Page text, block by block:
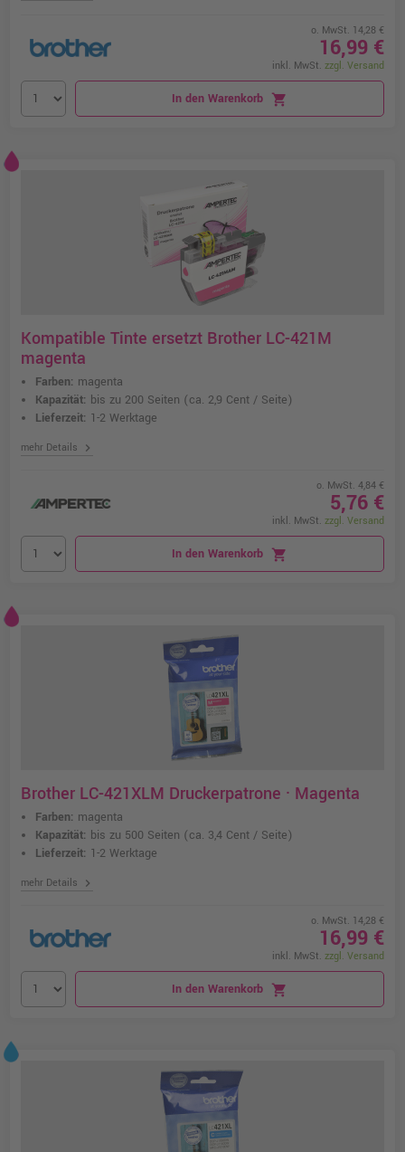
o. MwSt. 14,28 €
16,99 €
inkl. MwSt. zzgl. Versand
In den Warenkorb shopping_cart
Kompatible Tinte ersetzt Brother LC-421M
magenta
Farben: magenta
Kapazität: bis zu 200 Seiten (ca. 2,9 Cent / Seite)
Lieferzeit: 1-2 Werktage
mehr Details chevron_right
o. MwSt. 4,84 €
5,76 €
inkl. MwSt. zzgl. Versand
In den Warenkorb shopping_cart
Brother LC-421XLM Druckerpatrone · Magenta
Farben: magenta
Kapazität: bis zu 500 Seiten (ca. 3,4 Cent / Seite)
Lieferzeit: 1-2 Werktage
mehr Details chevron_right
o. MwSt. 14,28 €
16,99 €
inkl. MwSt. zzgl. Versand
In den Warenkorb shopping_cart